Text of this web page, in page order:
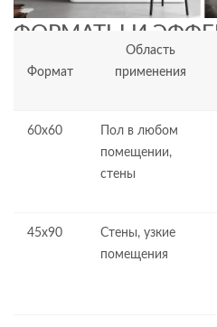
ФОРМАТЫ И
Формат
Область
применения
60х60
Пол в любом
помещении,
стены
45х90
Стены, узкие
помещения